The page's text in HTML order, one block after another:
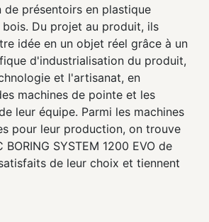
présentoirs en plastique
Du projet au produit, ils
idée en un objet réel grâce à un
d'industrialisation du produit,
et l'artisanat, en
machines de pointe et les
leur équipe. Parmi les machines
pour leur production, on trouve
SYSTEM 1200 EVO de
de leur choix et tiennent